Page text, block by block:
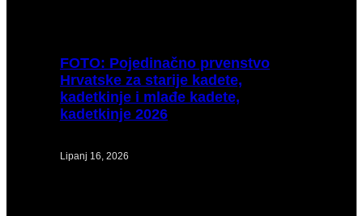
FOTO: Pojedinačno prvenstvo
Hrvatske za starije kadete,
kadetkinje i mlađe kadete,
kadetkinje 2026
Lipanj 16, 2026